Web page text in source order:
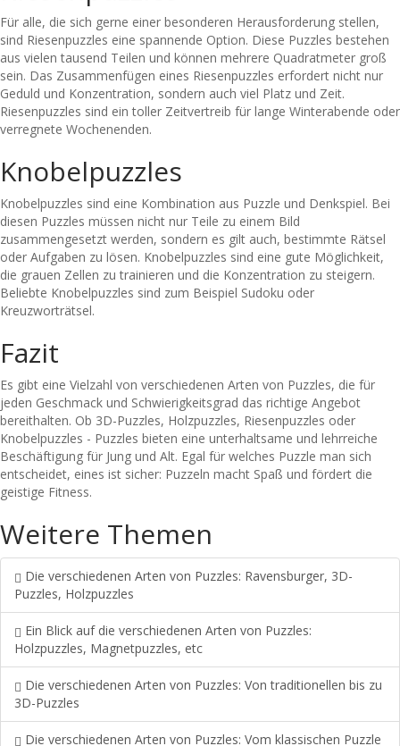
Für alle, die sich gerne einer besonderen Herausforderung stellen,
sind Riesenpuzzles eine spannende Option. Diese Puzzles bestehen
aus vielen tausend Teilen und können mehrere Quadratmeter groß
sein. Das Zusammenfügen eines Riesenpuzzles erfordert nicht nur
Geduld und Konzentration, sondern auch viel Platz und Zeit.
Riesenpuzzles sind ein toller Zeitvertreib für lange Winterabende oder
verregnete Wochenenden.
Knobelpuzzles
Knobelpuzzles sind eine Kombination aus Puzzle und Denkspiel. Bei
diesen Puzzles müssen nicht nur Teile zu einem Bild
zusammengesetzt werden, sondern es gilt auch, bestimmte Rätsel
oder Aufgaben zu lösen. Knobelpuzzles sind eine gute Möglichkeit,
die grauen Zellen zu trainieren und die Konzentration zu steigern.
Beliebte Knobelpuzzles sind zum Beispiel Sudoku oder
Kreuzworträtsel.
Fazit
Es gibt eine Vielzahl von verschiedenen Arten von Puzzles, die für
jeden Geschmack und Schwierigkeitsgrad das richtige Angebot
bereithalten. Ob 3D-Puzzles, Holzpuzzles, Riesenpuzzles oder
Knobelpuzzles - Puzzles bieten eine unterhaltsame und lehrreiche
Beschäftigung für Jung und Alt. Egal für welches Puzzle man sich
entscheidet, eines ist sicher: Puzzeln macht Spaß und fördert die
geistige Fitness.
Weitere Themen
Die verschiedenen Arten von Puzzles: Ravensburger, 3D-
Puzzles, Holzpuzzles
Ein Blick auf die verschiedenen Arten von Puzzles:
Holzpuzzles, Magnetpuzzles, etc
Die verschiedenen Arten von Puzzles: Von traditionellen bis zu
3D-Puzzles
Die verschiedenen Arten von Puzzles: Vom klassischen Puzzle